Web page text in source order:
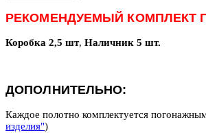
РЕКОМЕНДУЕМЫЙ КОМПЛЕКТ
Коробка 2,5 шт, Наличник 5 шт.
ДОПОЛНИТЕЛЬНО:
Каждое полотно комплектуется
изделия")